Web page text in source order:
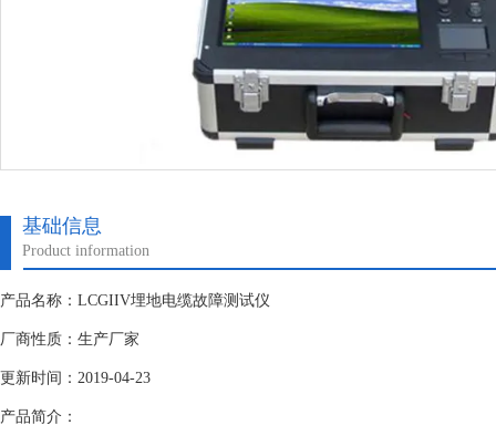
基础信息
Product information
产品名称：LCGIIV埋地电缆故障测试仪
厂商性质：生产厂家
更新时间：2019-04-23
产品简介：